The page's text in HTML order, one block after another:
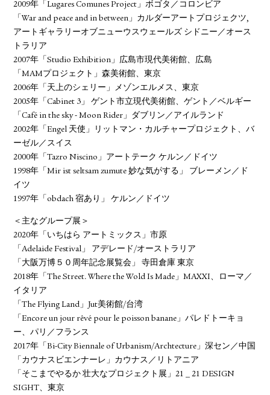
2009年「Lugares Comunes Project」ボゴタ／コロンビア
「War and peace and in between」カルダーアートプロジェクツ,
アートギャラリーオブニューウスウェールズ シドニー／オース
トラリア
2007年「Studio Exhibition」広島市現代美術館、広島
「MAMプロジェクト」森美術館、東京
2006年「天上のシェリー」メゾンエルメス、東京
2005年「Cabinet 3」 ゲント市立現代美術館、ゲント／ベルギー
「Café in the sky - Moon Rider」ダブリン／アイルランド
2002年「Engel 天使」リットマン・カルチャープロジェクト、バ
ーゼル／スイス
2000年「Tazro Niscino」アートテーク ケルン／ドイツ
1998年「Mir ist seltsam zumute 妙な気がする」 ブレーメン／ド
イツ
1997年「obdach 宿あり」 ケルン／ドイツ
＜主なグループ展＞
2020年「いちはら アートミックス」市原
「Adelaide Festival」 アデレード/オーストラリア
「大阪万博５０周年記念展覧会」 寺田倉庫 東京
2018年「The Street. Where the Wold Is Made」MAXXI、ローマ／
イタリア
「The Flying Land」Jut美術館/台湾
「Encore un jour rêvé pour le poisson banane」パレドトーキョ
ー、パリ／フランス
2017年「Bi-City Biennale of Urbanism/Archtecture」深セン／中国
「カウナスビエンナーレ」カウナス／リトアニア
「そこまでやるか 壮大なプロジェクト展」21 _ 21 DESIGN
SIGHT、東京